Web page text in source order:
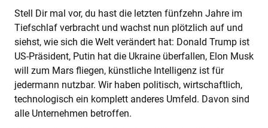
Stell Dir mal vor, du hast die letzten fünfzehn Jahre im
Tiefschlaf verbracht und wachst nun plötzlich auf und
siehst, wie sich die Welt verändert hat: Donald Trump ist
US-Präsident, Putin hat die Ukraine überfallen, Elon Musk
will zum Mars fliegen, künstliche Intelligenz ist für
jedermann nutzbar. Wir haben politisch, wirtschaftlich,
technologisch ein komplett anderes Umfeld. Davon sind
alle Unternehmen betroffen.